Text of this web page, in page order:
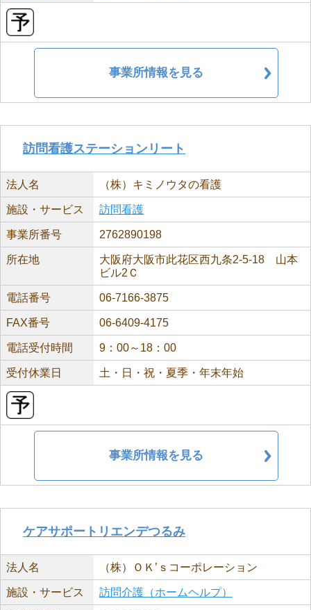
事業所情報を見る
訪問看護ステーションリート
法人名 （株）キミノウタの看護
施設・サービス 訪問看護
事業所番号 2762890198
所在地
大阪府大阪市此花区西九条2-5-18 山本
ビル2Ｃ
電話番号 06-7166-3875
FAX番号 06-6409-4175
電話受付時間 9：00～18：00
受付休業日 土・日・祝・夏季・年末年始
事業所情報を見る
ケアサポートリエンデつるみ
法人名 （株）ＯＫ’ｓコーポレーション
施設・サービス 訪問介護（ホームヘルプ）